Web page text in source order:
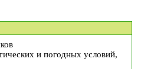
и погодных условий,